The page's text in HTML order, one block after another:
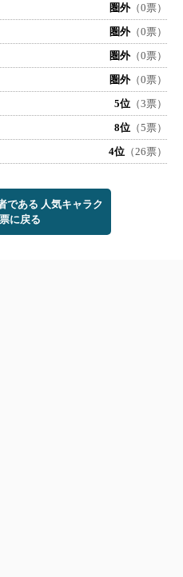
圏外（0票）
圏外（0票）
圏外（0票）
圏外（0票）
5位 （3票）
8位 （5票）
4位 （26票）
である 人気キャラク
に戻る